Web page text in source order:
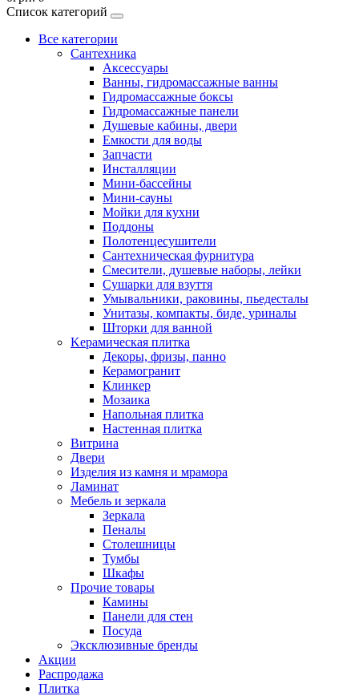
Список категорий
Все категории
Cантехника
Аксессуары
Ванны, гидромассажные ванны
Гидромассажные боксы
Гидромассажные панели
Душевые кабины, двери
Емкости для воды
Запчасти
Инсталляции
Мини-бассейны
Мини-сауны
Мойки для кухни
Поддоны
Полотенцесушители
Сантехническая фурнитура
Смесители, душевые наборы, лейки
Сушарки для взуття
Умывальники, раковины, пьедесталы
Унитазы, компакты, биде, уриналы
Шторки для ванной
Kерамическая плитка
Декоры, фризы, панно
Керамогранит
Клинкер
Мозаика
Напольная плитка
Настенная плитка
Витрина
Двери
Изделия из камня и мрамора
Ламинат
Мебель и зеркала
Зеркала
Пеналы
Столешницы
Тумбы
Шкафы
Прочие товары
Камины
Панели для стен
Посуда
Эксклюзивные бренды
Акции
Распродажа
Плитка